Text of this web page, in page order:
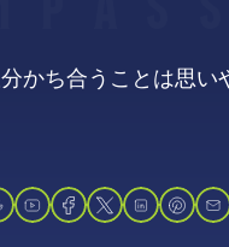
分かち合うことは思い